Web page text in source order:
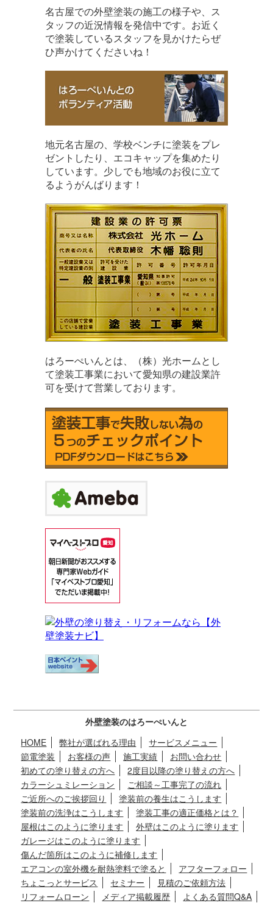
名古屋での外壁塗装の施工の様子や、ス
タッフの近況情報を発信中です。お近く
で塗装しているスタッフを見かけたらぜ
ひ声かけてくださいね！
地元名古屋の、学校ベンチに塗装をプレ
ゼントしたり、エコキャップを集めたり
しています。少しでも地域のお役に立て
るようがんばります！
はろーぺいんとは、（株）光ホームとし
て塗装工事業において愛知県の建設業許
可を受けて営業しております。
外壁塗装のはろーぺいんと
HOME
弊社が選ばれる理由
サービスメニュー
節電塗装
お客様の声 施工実績
お問い合わせ
初めての塗り替えの方へ
2度目以降の塗り替えの方へ
カラーシュミレーション
ご相談～工事完了の流れ
ご近所へのご挨拶回り
塗装前の養生はこうします
塗装前の洗浄はこうします
塗装工事の適正価格とは？
屋根はこのように塗ります
外壁はこのように塗ります
ガレージはこのように塗ります
傷んだ箇所はこのように補修します
エアコンの室外機を耐熱塗料で塗ると
アフターフォロー
ちょこっとサービス
セミナー
見積のご依頼方法
リフォームローン
メディア掲載履歴 よくある質問Q&A